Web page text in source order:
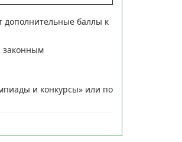
дополнительные баллы к
законным
и конкурсы» или по